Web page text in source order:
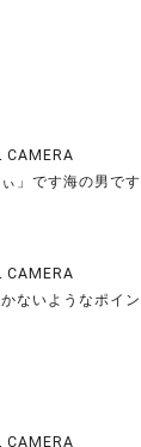
CAMERA
」です海の男です
CAMERA
ないようなポイ
CAMERA